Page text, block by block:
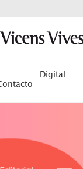
Digital